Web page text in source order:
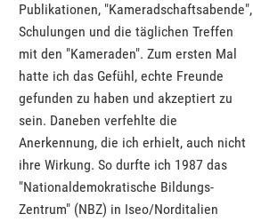
Publikationen, "Kameradschaftsabende",
Schulungen und die täglichen Treffen
mit den "Kameraden". Zum ersten Mal
hatte ich das Gefühl, echte Freunde
gefunden zu haben und akzeptiert zu
sein. Daneben verfehlte die
Anerkennung, die ich erhielt, auch nicht
ihre Wirkung. So durfte ich 1987 das
"Nationaldemokratische Bildungs-
Zentrum" (NBZ) in Iseo/Norditalien